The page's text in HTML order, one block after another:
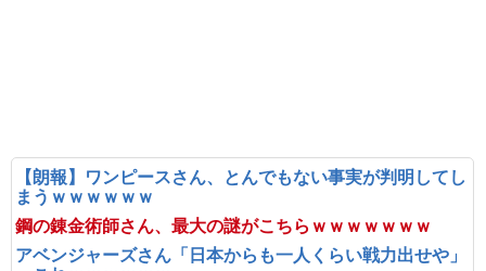
【朗報】ワンピースさん、とんでもない事実が判明してし
まうｗｗｗｗｗｗ
鋼の錬金術師さん、最大の謎がこちらｗｗｗｗｗｗｗ
アベンジャーズさん「日本からも一人くらい戦力出せや」